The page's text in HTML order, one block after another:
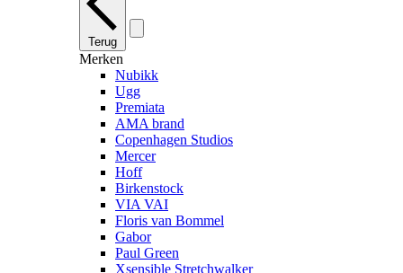
Terug
Merken
Nubikk
Ugg
Premiata
AMA brand
Copenhagen Studios
Mercer
Hoff
Birkenstock
VIA VAI
Floris van Bommel
Gabor
Paul Green
Xsensible Stretchwalker